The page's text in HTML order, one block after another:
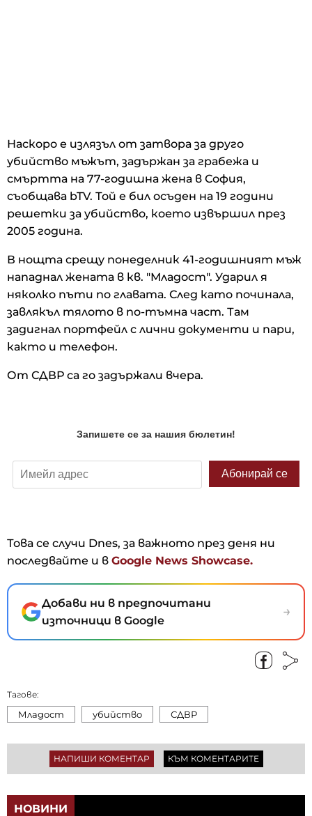
Наскоро е излязъл от затвора за друго
убийство мъжът, задържан за грабежа и
смъртта на 77-годишна жена в София,
съобщава bTV. Той е бил осъден на 19 години
решетки за убийство, което извършил през
2005 година.
В нощта срещу понеделник 41-годишният мъж
нападнал жената в кв. "Младост". Ударил я
няколко пъти по главата. След като починала,
завлякъл тялото в по-тъмна част. Там
задигнал портфейл с лични документи и пари,
както и телефон.
От СДВР са го задържали вчера.
Това се случи Dnes, за важното през деня ни
последвайте и в Google News Showcase.
Добави ни в предпочитани
източници в Google
→
Тагове:
Младост убийство СДВР
НАПИШИ КОМЕНТАР КЪМ КОМЕНТАРИТЕ
НОВИНИ